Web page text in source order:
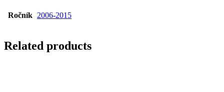
Ročník 2006-2015
Related products